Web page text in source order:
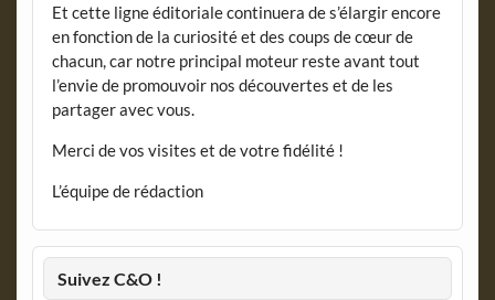
Et cette ligne éditoriale continuera de s’élargir encore
en fonction de la curiosité et des coups de cœur de
chacun, car notre principal moteur reste avant tout
l’envie de promouvoir nos découvertes et de les
partager avec vous.
Merci de vos visites et de votre fidélité !
L’équipe de rédaction
Suivez C&O !